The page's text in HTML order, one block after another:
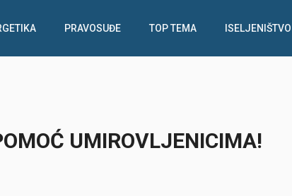
PRAVOSUĐE TOP TEMA ISELJENIŠTVO
UMIROVLJENICIMA!